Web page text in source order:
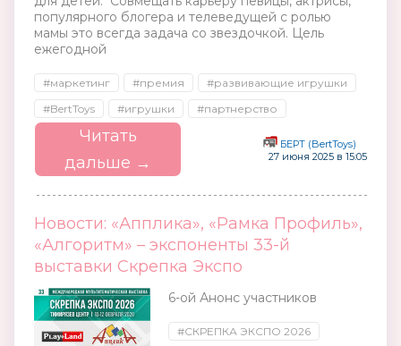
популярного блогера и телеведущей с ролью
мамы это всегда задача со звездочкой. Цель
ежегодной
#маркетинг #премия
#развивающие игрушки
#BertToys
#игрушки #партнерство
Читать
дальше →
БЕРТ (BertToys)
27 июня 2025 в 15:05
Новости: «Апплика», «Рамка Профиль»,
«Алгоритм» – экспоненты 33-й
выставки Скрепка Экспо
6-ой Анонс участников
#СКРЕПКА ЭКСПО 2026